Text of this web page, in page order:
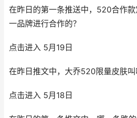
在昨日的第一条推送中，520合作
一品牌进行合作的？
点击进入 5月19日
在昨日推文中，大乔520限量皮肤叫
点击进入 5月18日